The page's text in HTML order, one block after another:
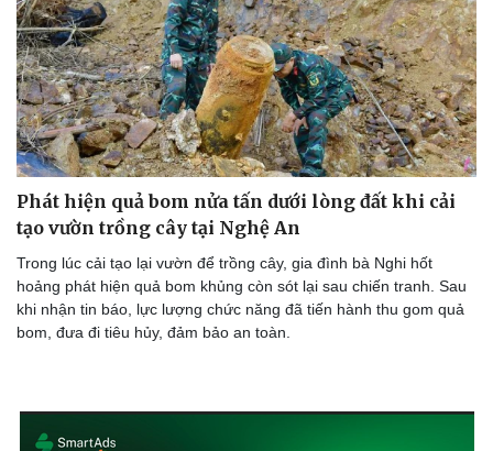
Phát hiện quả bom nửa tấn dưới lòng đất khi cải
tạo vườn trồng cây tại Nghệ An
Trong lúc cải tạo lại vườn để trồng cây, gia đình bà Nghi hốt
hoảng phát hiện quả bom khủng còn sót lại sau chiến tranh. Sau
khi nhận tin báo, lực lượng chức năng đã tiến hành thu gom quả
bom, đưa đi tiêu hủy, đảm bảo an toàn.